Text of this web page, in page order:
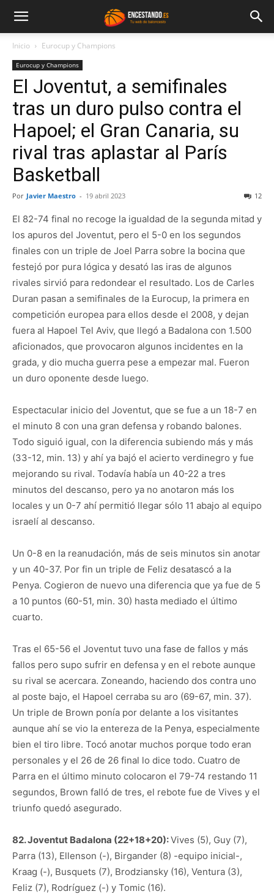
Inicio Eurocup y Champions
Eurocup y Champions
El Joventut, a semifinales
tras un duro pulso contra el
Hapoel; el Gran Canaria, su
rival tras aplastar al París
Basketball
Por Javier Maestro - 19 abril 2023 12
El 82-74 final no recoge la igualdad de la segunda mitad y
los apuros del Joventut, pero el 5-0 en los segundos
finales con un triple de Joel Parra sobre la bocina que
festejó por pura lógica y desató las iras de algunos
rivales sirvió para redondear el resultado. Los de Carles
Duran pasan a semifinales de la Eurocup, la primera en
competición europea para ellos desde el 2008, y dejan
fuera al Hapoel Tel Aviv, que llegó a Badalona con 1.500
aficionados, que provocaron algunos incidentes en la
grada, y dio mucha guerra pese a empezar mal. Fueron
un duro oponente desde luego.
Espectacular inicio del Joventut, que se fue a un 18-7 en
el minuto 8 con una gran defensa y robando balones.
Todo siguió igual, con la diferencia subiendo más y más
(33-12, min. 13) y ahí ya bajó el acierto verdinegro y fue
mejorando su rival. Todavía había un 40-22 a tres
minutos del descanso, pero ya no anotaron más los
locales y un 0-7 ahí permitió llegar sólo 11 abajo al equipo
israelí al descanso.
Un 0-8 en la reanudación, más de seis minutos sin anotar
y un 40-37. Por fin un triple de Feliz desatascó a la
Penya. Cogieron de nuevo una diferencia que ya fue de 5
a 10 puntos (60-51, min. 30) hasta mediado el último
cuarto.
Tras el 65-56 el Joventut tuvo una fase de fallos y más
fallos pero supo sufrir en defensa y en el rebote aunque
su rival se acercara. Zoneando, haciendo dos contra uno
al poste bajo, el Hapoel cerraba su aro (69-67, min. 37).
Un triple de Brown ponía por delante a los visitantes
aunque ahí se vio la entereza de la Penya, especialmente
bien el tiro libre. Tocó anotar muchos porque todo eran
personales y el 26 de 26 final lo dice todo. Cuatro de
Parra en el último minuto colocaron el 79-74 restando 11
segundos, Brown falló de tres, el rebote fue de Vives y el
triunfo quedó asegurado.
82. Joventut Badalona (22+18+20):Vives (5), Guy (7),
Parra (13), Ellenson (-), Birgander (8) -equipo inicial-,
Kraag (-), Busquets (7), Brodziansky (16), Ventura (3),
Feliz (7), Rodríguez (-) y Tomic (16).